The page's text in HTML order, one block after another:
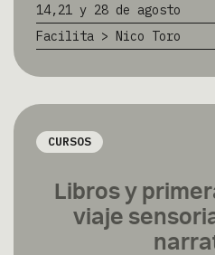
14,21 y 28 de agosto
Facilita > Nico Toro
CURSOS
Libros y
viaje
Subscríbete a nuestra